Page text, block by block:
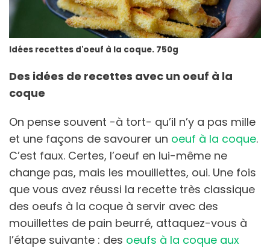
Idées recettes d'oeuf à la coque. 750g
Des idées de recettes avec un oeuf à la
coque
On pense souvent -à tort- qu’il n’y a pas mille
et une façons de savourer un oeuf à la coque.
C’est faux. Certes, l’oeuf en lui-même ne
change pas, mais les mouillettes, oui. Une fois
que vous avez réussi la recette très classique
des oeufs à la coque à servir avec des
mouillettes de pain beurré, attaquez-vous à
l’étape suivante : des oeufs à la coque aux